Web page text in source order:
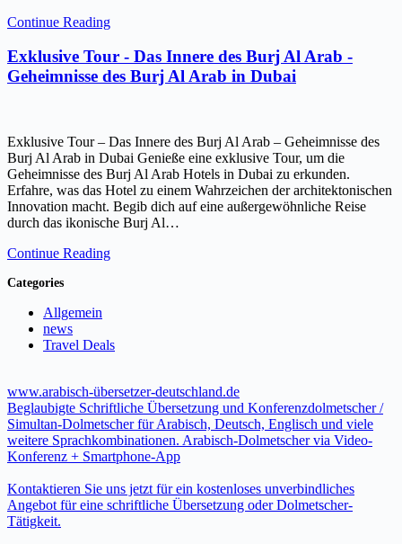
Continue Reading
Exklusive Tour - Das Innere des Burj Al Arab -
Geheimnisse des Burj Al Arab in Dubai
Exklusive Tour – Das Innere des Burj Al Arab – Geheimnisse des
Burj Al Arab in Dubai Genieße eine exklusive Tour, um die
Geheimnisse des Burj Al Arab Hotels in Dubai zu erkunden.
Erfahre, was das Hotel zu einem Wahrzeichen der architektonischen
Innovation macht. Begib dich auf eine außergewöhnliche Reise
durch das ikonische Burj Al…
Continue Reading
Categories
Allgemein
news
Travel Deals
www.arabisch-übersetzer-deutschland.de
Beglaubigte Schriftliche Übersetzung und Konferenzdolmetscher /
Simultan-Dolmetscher für Arabisch, Deutsch, Englisch und viele
weitere Sprachkombinationen. Arabisch-Dolmetscher via Video-
Konferenz + Smartphone-App
Kontaktieren Sie uns jetzt für ein kostenloses unverbindliches
Angebot für eine schriftliche Übersetzung oder Dolmetscher-
Tätigkeit.